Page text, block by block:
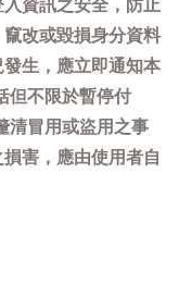
資訊之安全，防止
改或毀損身分資料
生，應立即通知本
但不限於暫停付
清冒用或盜用之事
害，應由使用者自